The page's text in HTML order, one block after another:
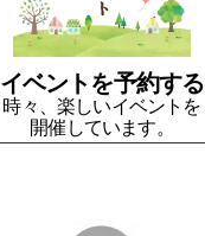
イベントを予約する
時々、楽しいイベントを
開催しています。